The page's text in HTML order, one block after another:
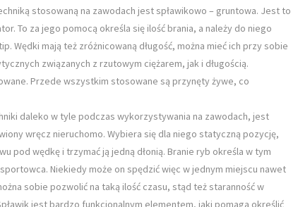
stosowaną na zawodach jest spławikowo – gruntowa. Jest to
To za jego pomocą określa się ilość brania, a należy do niego
Wędki mają też zróżnicowaną długość, można mieć ich przy sobie
związanych z rzutowym ciężarem, jak i długością.
Przede wszystkim stosowane są przynęty żywe, co
daleko w tyle podczas wykorzystywania na zawodach, jest
wręcz nieruchomo. Wybiera się dla niego statyczną pozycję,
pod wędkę i trzymać ją jedną dłonią. Branie ryb określa w tym
Niekiedy może on spędzić więc w jednym miejscu nawet
sobie pozwolić na taką ilość czasu, stąd też staranność w
jest bardzo funkcjonalnym elementem, jaki pomaga określić